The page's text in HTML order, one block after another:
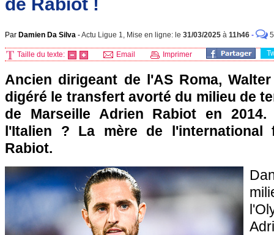
Par Damien Da Silva -Actu Ligue 1, Mise en ligne: le 31/03/2025 à 11h46 -
Taille du texte: Email Imprimer
Ancien dirigeant de l'AS Roma,
digéré le transfert avorté du milieu de
de Marseille Adrien Rabiot en
l'Italien ? La mère de l'international
Rabiot.